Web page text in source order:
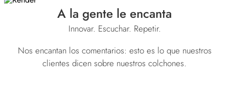
A la gente le encanta
Innovar. Escuchar. Repetir.
Nos encantan los comentarios: esto es lo que nuestros
clientes dicen sobre nuestros colchones.